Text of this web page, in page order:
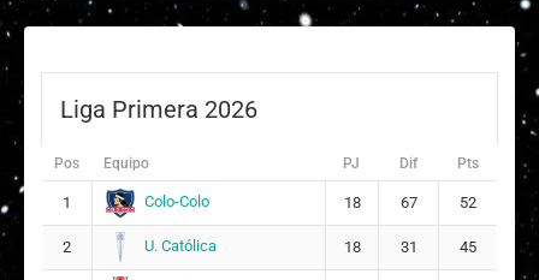
Liga Primera 2026
Pos Equipo PJ Dif Pts
1 Colo-Colo 18 67 52
2 U. Católica 18 31 45